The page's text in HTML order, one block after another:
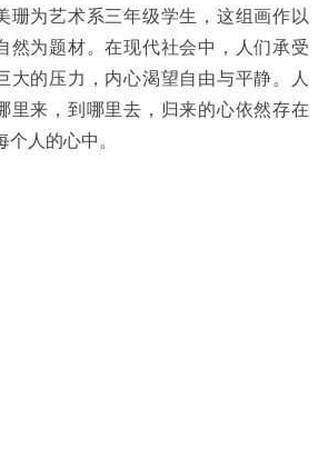
珊为艺术系三年级学生，这组画作以
然为题材。在现代社会中，人们承受
大的压力，内心渴望自由与平静。人
里来，到哪里去，归来的心依然存在
个人的心中。